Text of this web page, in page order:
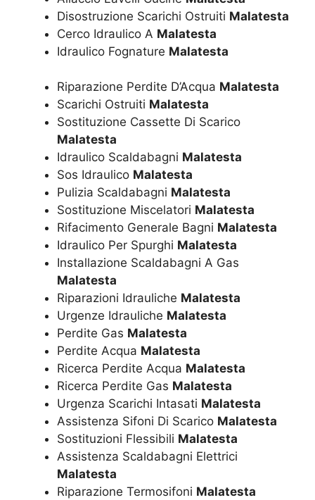
Disostruzione Scarichi Ostruiti Malatesta
Cerco Idraulico A Malatesta
Idraulico Fognature Malatesta
Riparazione Perdite D’Acqua Malatesta
Scarichi Ostruiti Malatesta
Sostituzione Cassette Di Scarico
Malatesta
Idraulico Scaldabagni Malatesta
Sos Idraulico Malatesta
Pulizia Scaldabagni Malatesta
Sostituzione Miscelatori Malatesta
Rifacimento Generale Bagni Malatesta
Idraulico Per Spurghi Malatesta
Installazione Scaldabagni A Gas
Malatesta
Riparazioni Idrauliche Malatesta
Urgenze Idrauliche Malatesta
Perdite Gas Malatesta
Perdite Acqua Malatesta
Ricerca Perdite Acqua Malatesta
Ricerca Perdite Gas Malatesta
Urgenza Scarichi Intasati Malatesta
Assistenza Sifoni Di Scarico Malatesta
Sostituzioni Flessibili Malatesta
Assistenza Scaldabagni Elettrici
Malatesta
Riparazione Termosifoni Malatesta